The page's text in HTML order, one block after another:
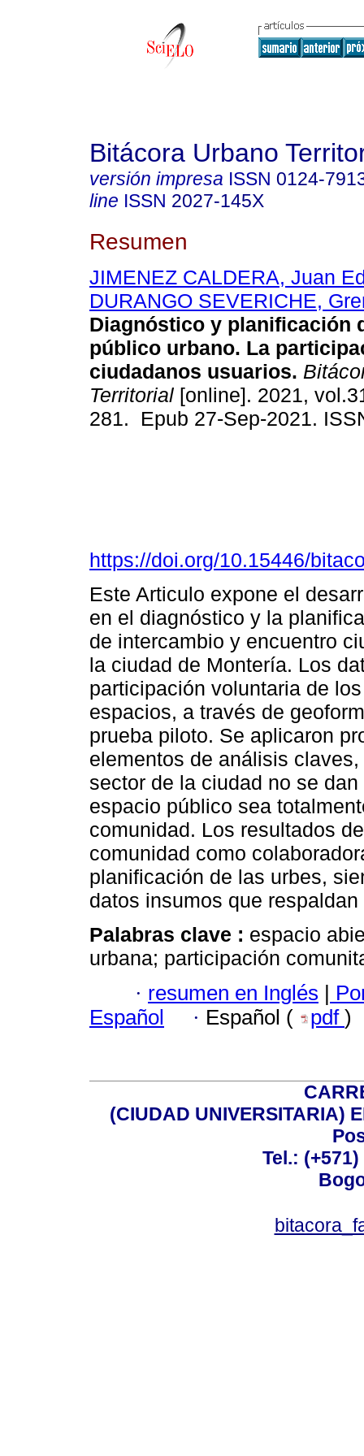
Bitácora Urbano
versión impresa ISSN 0124-
line ISSN 2027-145X
Resumen
JIMENEZ CALDERA, Juan
DURANGO SEVERICHE,
Diagnóstico y planificación
público urbano. La
ciudadanos usuarios.
Territorial [online]. 2021,
281. Epub 27-Sep-2021.
https://doi.org/10.15446/
Este Articulo expone el
en el diagnóstico y la
de intercambio y encuentro
la ciudad de Montería. Los
participación voluntaria de
espacios, a través de
prueba piloto. Se aplicaron
elementos de análisis
sector de la ciudad no se
espacio público sea
comunidad. Los resultados
comunidad como
planificación de las urbes,
datos insumos que
Palabras clave : espacio
urbana; participación
· resumen en Inglés |
Español
· Español ( pdf )
(CIUDAD UNIVERSITARIA)
Tel.: